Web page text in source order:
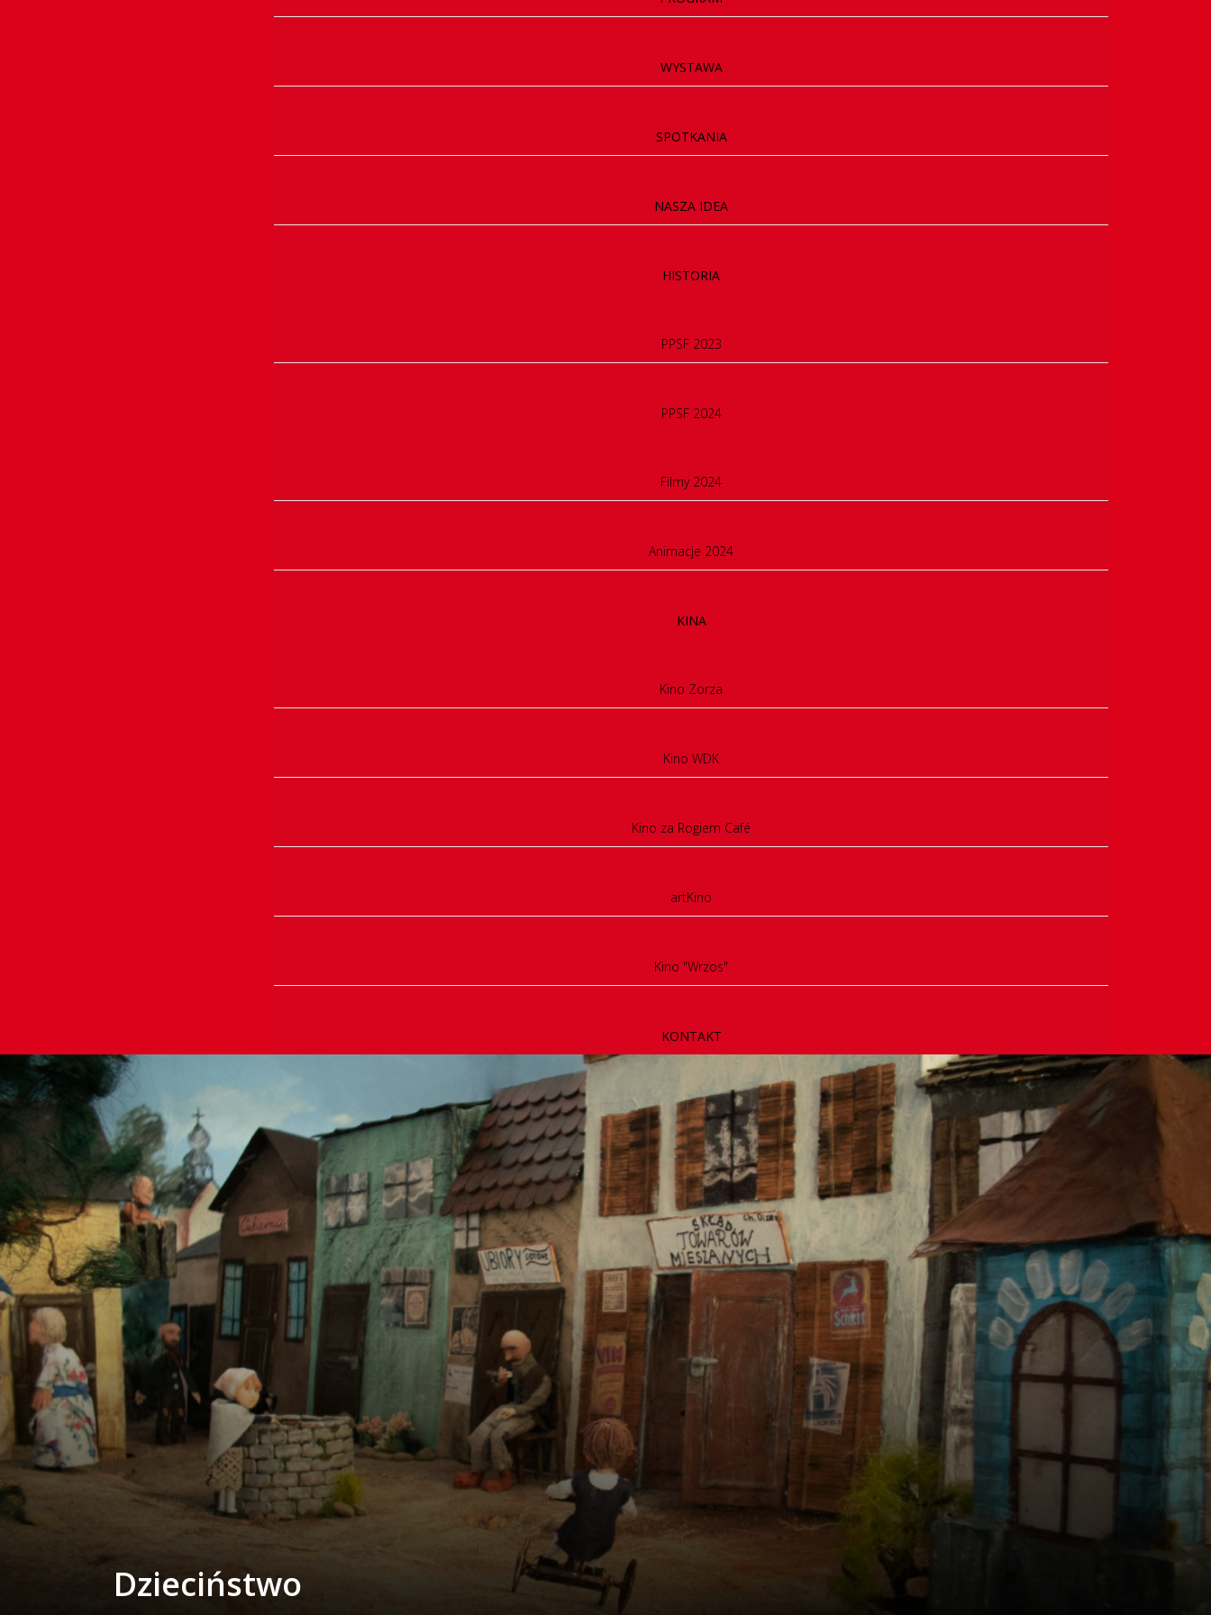
WYSTAWA
SPOTKANIA
NASZA IDEA
HISTORIA
PPSF 2023
PPSF 2024
Filmy 2024
Animacje 2024
KINA
Kino Zorza
Kino WDK
Kino za Rogiem Café
artKino
Kino "Wrzos"
KONTAKT
Dzieciństwo